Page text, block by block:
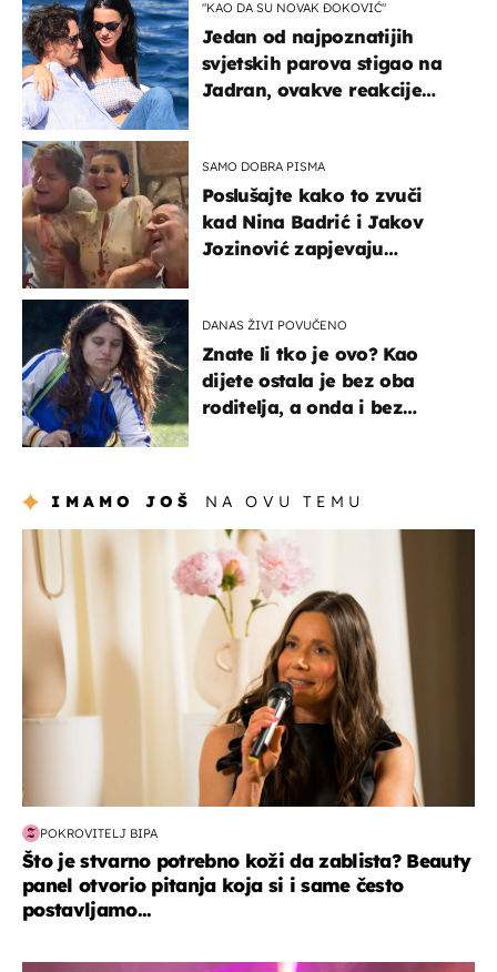
"KAO DA SU NOVAK ĐOKOVIĆ"
Jedan od najpoznatijih
svjetskih parova stigao na
Jadran, ovakve reakcije
SAMO DOBRA PISMA
Poslušajte kako to zvuči
kad Nina Badrić i Jakov
Jozinović zapjevaju
DANAS ŽIVI POVUČENO
Znate li tko je ovo? Kao
dijete ostala je bez oba
roditelja, a onda i bez
IMAMO JOŠ NA OVU TEMU
moda & ljepota
POKROVITELJ BIPA
Što je stvarno potrebno koži da zablista? Beauty
panel otvorio pitanja koja si i same često
postavljamo...